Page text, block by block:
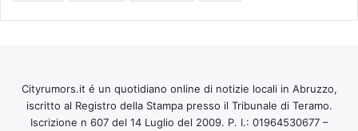
Cityrumors.it é un quotidiano online di notizie locali in Abruzzo,
iscritto al Registro della Stampa presso il Tribunale di Teramo.
Iscrizione n 607 del 14 Luglio del 2009. P. I.: 01964530677 –